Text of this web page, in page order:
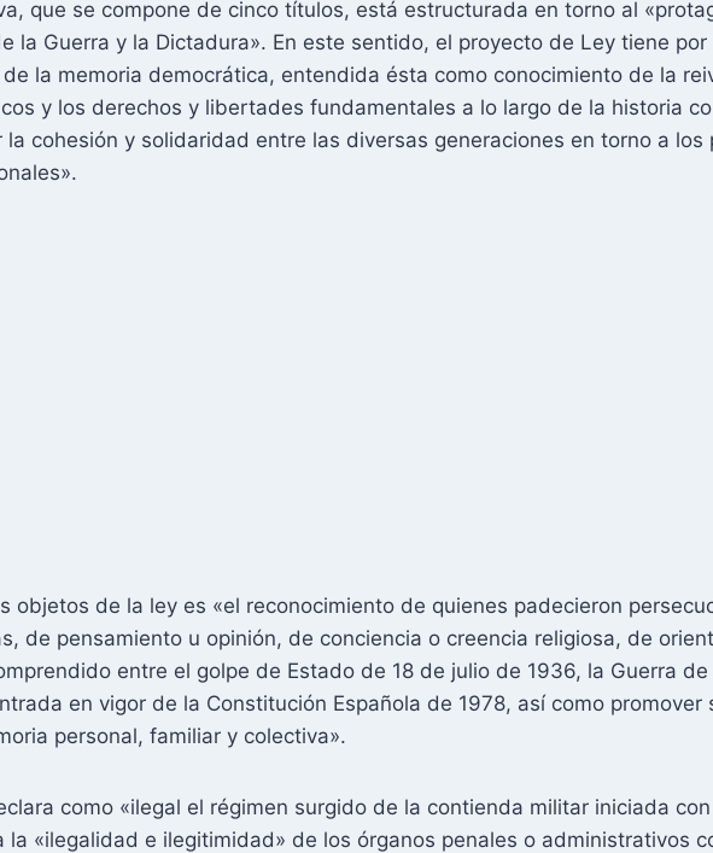
que se compone de cinco títulos, está estructurada en torno al
la Guerra y la Dictadura». En este sentido, el proyecto de Ley tiene
la memoria democrática, entendida ésta como conocimiento de la
y los derechos y libertades fundamentales a lo largo de la historia
la cohesión y solidaridad entre las diversas generaciones en torno a
objetos de la ley es «el reconocimiento de quienes padecieron
de pensamiento u opinión, de conciencia o creencia religiosa, de
entre el golpe de Estado de 18 de julio de 1936, la Guerra
en vigor de la Constitución Española de 1978, así como
personal, familiar y colectiva».
como «ilegal el régimen surgido de la contienda militar iniciada
la «ilegalidad e ilegitimidad» de los órganos penales o administrativos